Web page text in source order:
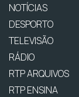
NOTÍCIAS
DESPORTO
TELEVISÃO
RÁDIO
RTP ARQUIVOS
RTP ENSINA